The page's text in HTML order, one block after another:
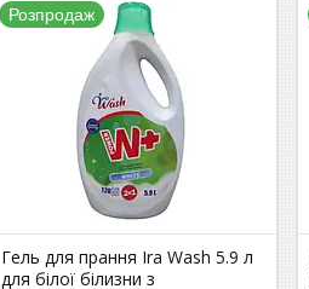
Розпродаж
Гель для прання Ira Wash 5.9 л
для білої білизни з